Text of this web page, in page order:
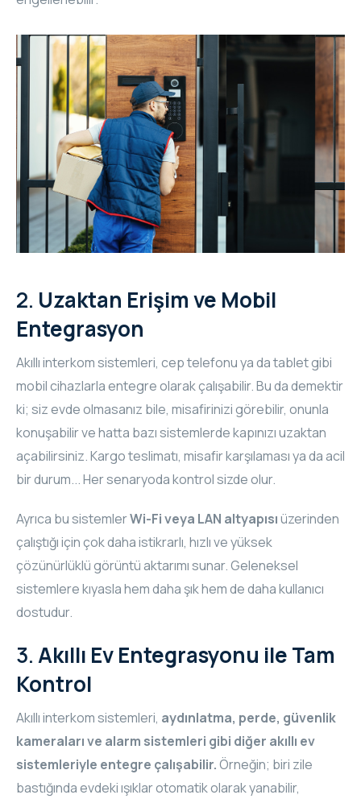
2. Uzaktan Erişim ve Mobil
Entegrasyon
Akıllı interkom sistemleri, cep telefonu ya da tablet gibi
mobil cihazlarla entegre olarak çalışabilir. Bu da demektir
ki; siz evde olmasanız bile, misafirinizi görebilir, onunla
konuşabilir ve hatta bazı sistemlerde kapınızı uzaktan
açabilirsiniz. Kargo teslimatı, misafir karşılaması ya da acil
bir durum... Her senaryoda kontrol sizde olur.
Ayrıca bu sistemlerWi-Fi veya LAN altyapısıüzerinden
çalıştığı için çok daha istikrarlı, hızlı ve yüksek
çözünürlüklü görüntü aktarımı sunar. Geleneksel
sistemlere kıyasla hem daha şık hem de daha kullanıcı
dostudur.
3.Akıllı Ev Entegrasyonu ile Tam
Kontrol
Akıllı interkom sistemleri, aydınlatma, perde, güvenlik
kameraları ve alarm sistemleri gibi diğer akıllı ev
sistemleriyle entegre çalışabilir. Örneğin; biri zile
bastığında evdeki ışıklar otomatik olarak yanabilir,